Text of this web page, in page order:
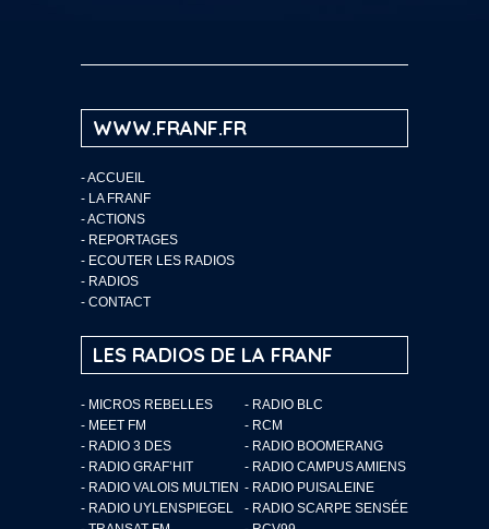
WWW.FRANF.FR
-ACCUEIL
- LA FRANF
-ACTIONS
- REPORTAGES
- ECOUTER LES RADIOS
- RADIOS
- CONTACT
LES RADIOS DE LA FRANF
- MICROS REBELLES
- RADIO BLC
- MEET FM
- RCM
- RADIO 3 DES
- RADIO BOOMERANG
- RADIO GRAF’HIT
- RADIO CAMPUS AMIENS
- RADIO VALOIS MULTIEN - RADIO PUISALEINE
- RADIO UYLENSPIEGEL
- RADIO SCARPE SENSÉE